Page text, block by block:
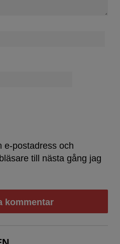
e-postadress och
till nästa gång jag